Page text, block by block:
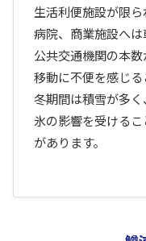
生活利便施設が限
病院、商業施設へは
公共交通機関の本
移動に不便を感じる
冬期間は積雪が多
氷の影響を受ける
があります。